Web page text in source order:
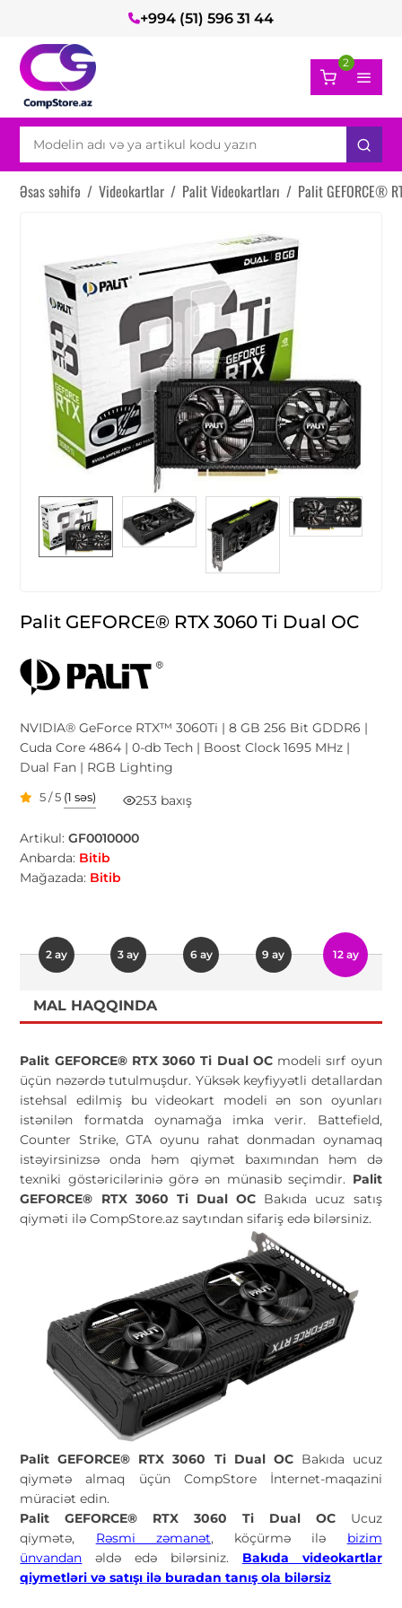
+994 (51) 596 31 44
2
Əsas səhifə / Videokartlar / Palit Videokartları / Palit GEFORCE®
Palit GEFORCE® RTX 3060 Ti Dual OC
NVIDIA® GeForce RTX™ 3060Ti | 8 GB 256 Bit GDDR6 |
Cuda Core 4864 | 0-db Tech | Boost Clock 1695 MHz |
Dual Fan | RGB Lighting
5 / 5 (1 səs) 253 baxış
Artikul:GF0010000
Anbarda: Bitib
Mağazada: Bitib
2 ay 3 ay 6 ay 9 ay 12 ay
MAL HAQQINDA
Palit GEFORCE® RTX 3060 Ti Dual OC modeli sırf oyun
üçün nəzərdə tutulmuşdur. Yüksək keyfiyyətli detallardan
istehsal edilmiş bu videokart modeli ən son oyunları
istənilən formatda oynamağa imka verir. Battefield,
Counter Strike, GTA oyunu rahat donmadan oynamaq
istəyirsinizsə onda həm qiymət baxımından həm də
texniki göstəriciləriniə görə ən münasib seçimdir. Palit
GEFORCE® RTX 3060 Ti Dual OC Bakıda ucuz satış
qiyməti ilə CompStore.az saytından sifariş edə bilərsiniz.
Palit GEFORCE® RTX 3060 Ti Dual OCBakıda ucuz
qiymətə almaq üçün CompStore İnternet-maqazini
müraciət edin.
Palit GEFORCE® RTX 3060 Ti Dual OC Ucuz
qiymətə, Rəsmi zəmanət, köçürmə ilə bizim
ünvandan əldə edə bilərsiniz. Bakıda videokartlar
qiymetləri və satışı ilə buradan tanış ola bilərsiz